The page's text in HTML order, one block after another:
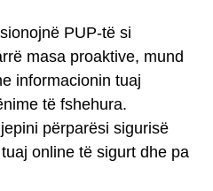
PUP-të si
masa proaktive, mund
informacionin tuaj
të fshehura.
përparësi sigurisë
online të sigurt dhe pa